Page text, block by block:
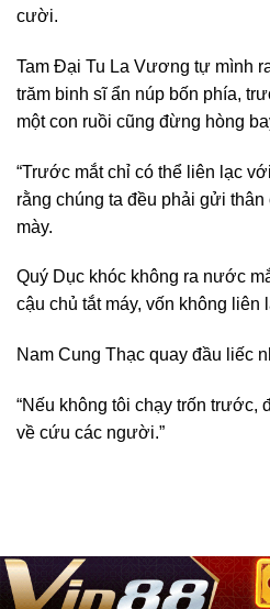
cười.
Tam Đại Tu La Vương tự mình
trăm binh sĩ ẩn núp bốn phía,
một con ruồi cũng đừng hòng
“Trước mắt chỉ có thể liên lạc
rằng chúng ta đều phải gửi
mày.
Quý Dục khóc không ra nước
cậu chủ tắt máy, vốn không liên
Nam Cung Thạc quay đầu liếc
“Nếu không tôi chạy trốn trước,
về cứu các người.”